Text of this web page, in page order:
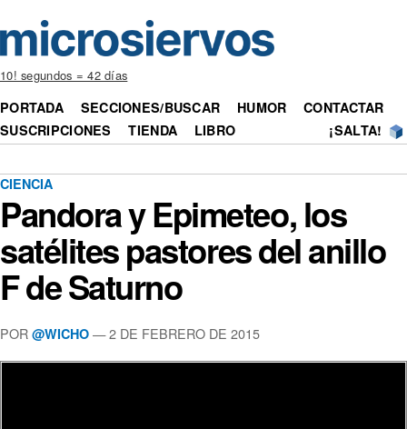
10! segundos = 42 días
PORTADA SECCIONES/BUSCAR HUMOR
CONTACTAR
SUSCRIPCIONES
TIENDA LIBRO ¡SALTA!
CIENCIA
Pandora y Epimeteo, los
satélites pastores del anillo
F de Saturno
POR @WICHO — 2 DE FEBRERO DE 2015